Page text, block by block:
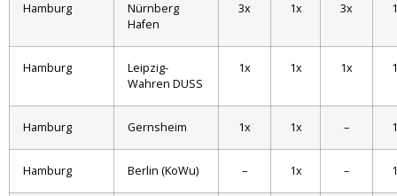
Hamburg
Nürnberg
Hafen
3x 1x 3x
Hamburg
Leipzig-
Wahren DUSS
1x 1x 1x
Hamburg Gernsheim 1x 1x –
Hamburg Berlin (KoWu) – 1x –